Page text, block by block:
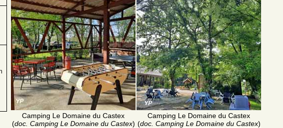
Camping Le Domaine du Castex
(doc. Camping Le Domaine du Castex)
Camping Le Domaine du Castex
(doc. Camping Le Domaine du Castex)